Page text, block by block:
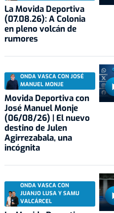
La Movida Deportiva
(07.08.26): A Colonia
en pleno volcán de
rumores
ONDA VASCA CON JOSÉ
MANUEL MONJE
Movida Deportiva con
José Manuel Monje
(06/08/26) | El nuevo
destino de Julen
Agirrezabala, una
incógnita
ONDA VASCA CON
JUANJO LUSA Y SAMU
VALCÁRCEL